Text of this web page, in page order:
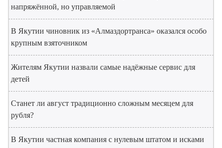
напряжённой, но управляемой
В Якутии чиновник из «Алмаздортранса» оказался особо
крупным взяточником
Жителям Якутии назвали самые надёжные сервис для
детей
Станет ли август традиционно сложным месяцем для
рубля?
В Якутии частная компания с нулевым штатом и исками